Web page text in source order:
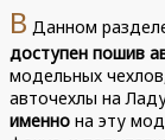
В Данном
доступен пошив
модельных
авточехлы на
именно на эту